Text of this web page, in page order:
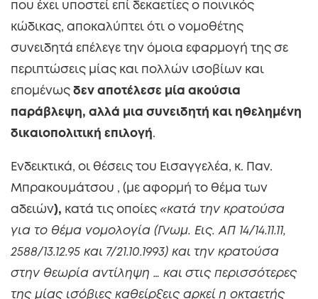
που έχει υποστεί επί δεκαετίες ο ποινικός
κώδικας, αποκαλύπτει ότι ο νομοθέτης
συνειδητά επέλεγε την όμοια εφαρμογή της σε
περιπτώσεις μίας και πολλών ισοβίων και
επομένως δεν αποτέλεσε μία ακούσια
παράβλεψη, αλλά μια συνειδητή και ηθελημένη
δικαιοπολιτική επιλογή.
Ενδεικτικά, οι θέσεις του Εισαγγελέα, κ. Παν.
Μπρακουμάτσου , (με αφορμή το θέμα των
αδειών), κατά τις οποίες «κατά την κρατούσα
για το θέμα νομολογία (Γνωμ. Εις. ΑΠ 14/14.11.11,
2588/13.12.95 και 7/21.10.1993) και την κρατούσα
στην θεωρία αντίληψη … και στις περισσότερες
της μίας ισόβιες καθείρξεις αρκεί η οκταετής